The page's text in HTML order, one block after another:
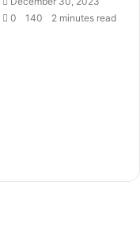
0
140 2 minutes read